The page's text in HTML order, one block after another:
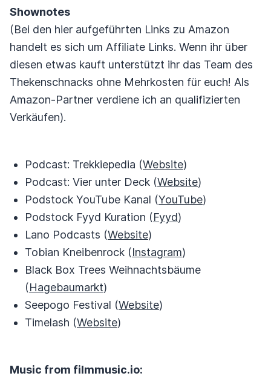
Shownotes
(Bei den hier aufgeführten Links zu Amazon
handelt es sich um Affiliate Links. Wenn ihr über
diesen etwas kauft unterstützt ihr das Team des
Thekenschnacks ohne Mehrkosten für euch! Als
Amazon-Partner verdiene ich an qualifizierten
Verkäufen).
Podcast: Trekkiepedia (Website)
Podcast: Vier unter Deck (Website)
Podstock YouTube Kanal (YouTube)
Podstock Fyyd Kuration (Fyyd)
Lano Podcasts (Website)
Tobian Kneibenrock (Instagram)
Black Box Trees Weihnachtsbäume
(Hagebaumarkt)
Seepogo Festival (Website)
Timelash (Website)
Music from filmmusic.io: